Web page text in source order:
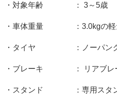
・対象年齢 ： 3～5歳
・車体重量 ：3.0kgの軽
・タイヤ ：ノーパンク
・ブレーキ ： リアブレ
・スタンド ：専用スタン